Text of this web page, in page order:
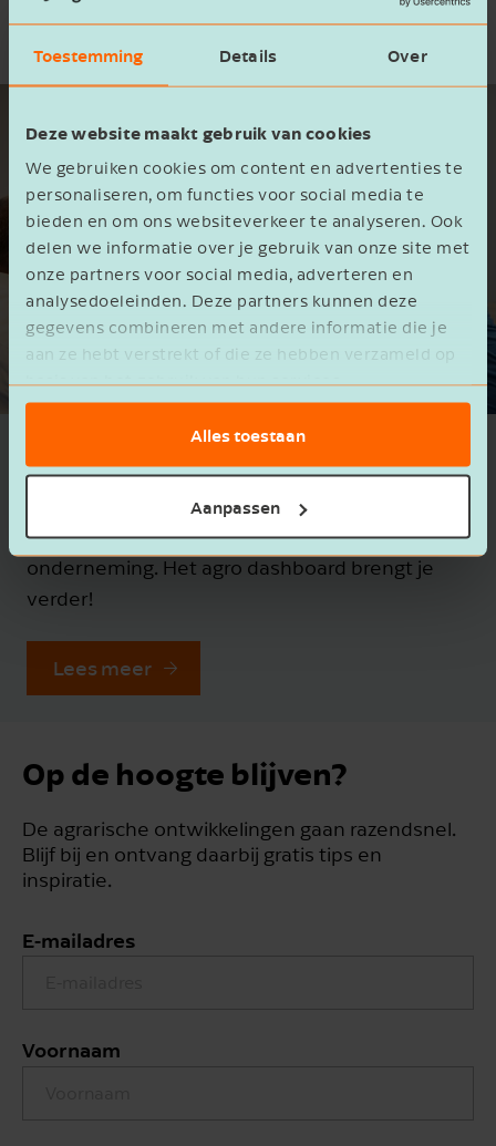
Toestemming Details Over
Deze website maakt gebruik van cookies
We gebruiken cookies om content en advertenties te
personaliseren, om functies voor social media te
bieden en om ons websiteverkeer te analyseren. Ook
delen we informatie over je gebruik van onze site met
onze partners voor social media, adverteren en
analysedoeleinden. Deze partners kunnen deze
gegevens combineren met andere informatie die je
aan ze hebt verstrekt of die ze hebben verzameld op
basis van het gebruik van hun services.
Alles toestaan
Aanpassen
Je wilt de juiste beslissingen nemen, en dat
begint met inzicht in je eigen agrarische
onderneming. Het agro dashboard brengt je
verder!
Lees meer
Op de hoogte blijven?
De agrarische ontwikkelingen gaan razendsnel.
Blijf bij en ontvang daarbij gratis tips en
inspiratie.
E-mailadres
Voornaam